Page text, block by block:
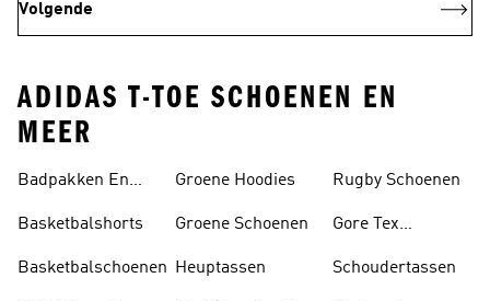
Volgende
ADIDAS T-TOE SCHOENEN EN
MEER
Badpakken En
Basketbalshorts
Basketbalschoenen
Groene Hoodies
Groene Schoenen
Heuptassen
Rugby Schoenen
Gore Tex
Schoudertassen